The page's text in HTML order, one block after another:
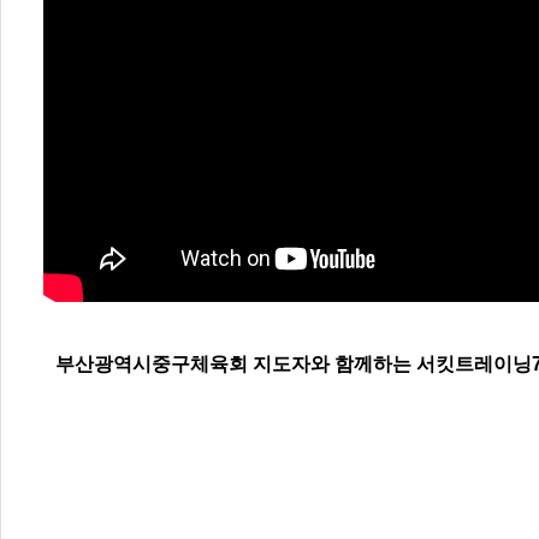
부산광역시중구체육회 지도자와 함께하는 서킷트레이